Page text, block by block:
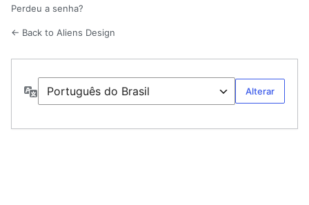
Perdeu a senha?
← Back to Aliens Design
Idioma